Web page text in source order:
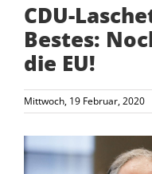
CDU-
Bestes:
die EU!
Mittwoch, 19 Februar, 2020
Zeige
grösseres